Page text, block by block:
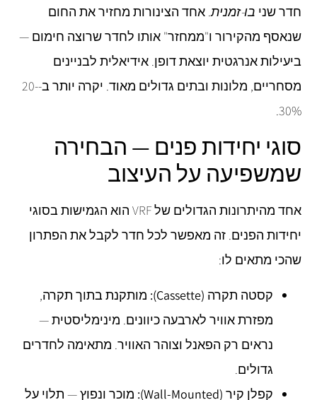
חדר שני בו-זמנית. אחד הצינורות מחזיר את החום
שנאסף מהקירור ו"ממחזר" אותו לחדר שרוצה חימום —
ביעילות אנרגטית יוצאת דופן. אידיאלית לבניינים
מסחריים, מלונות ובתים גדולים מאוד. יקרה יותר ב-20-
30%.
סוגי יחידות פנים — הבחירה
שמשפיעה על העיצוב
אחד מהיתרונות הגדולים של VRF הוא הגמישות בסוגי
יחידות הפנים. זה מאפשר לכל חדר לקבל את הפתרון
שהכי מתאים לו:
קסטה תקרה (Cassette):
מותקנת בתוך תקרה,
מפזרת אוויר לארבעה כיוונים. מינימליסטית —
נראים רק הפאנל וצוהר האוויר. מתאימה לחדרים
גדולים.
קפלן קיר (Wall-Mounted):
מוכר ונפוץ — תלוי על